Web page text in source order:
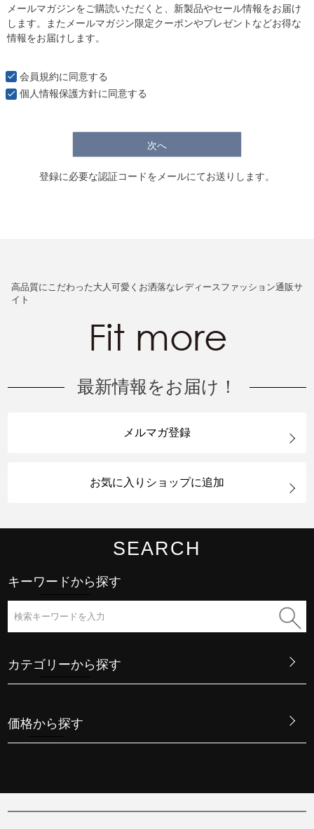
須
)
メールマガジンをご購読いただくと、新製品やセール情報をお届け
します。またメールマガジン限定クーポンやプレゼントなどお得な
情報をお届けします。
会員規約に同意する
個人情報保護方針に同意する
次へ
登録に必要な認証コードをメールにてお送りします。
高品質にこだわった大人可愛くお洒落なレディースファッション通販サ
イト
最新情報をお届け！
メルマガ登録
お気に入りショップに追加
SEARCH
キーワードから探す
カテゴリーから探す
価格から探す